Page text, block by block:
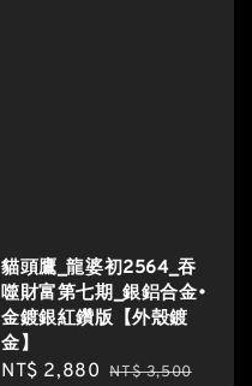
貓頭鷹_龍婆初2564_吞
噬財富第七期_銀鋁合金•
金鍍銀紅鑽版【外殼鍍
金】
Sale
NT$ 2,880 Regular
NT$ 3,500